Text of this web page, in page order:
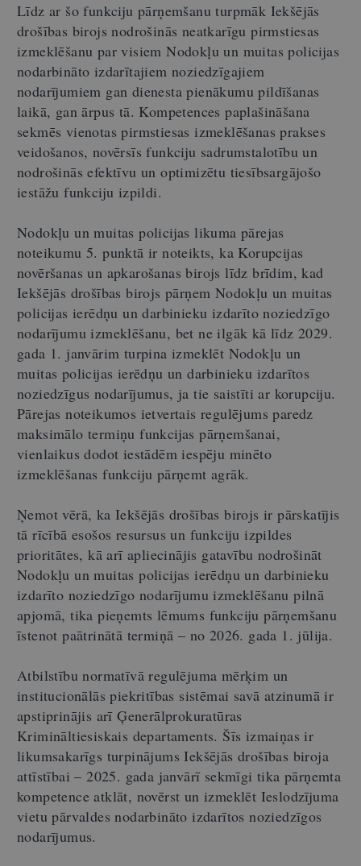
Līdz ar šo funkciju pārņemšanu turpmāk Iekšējās
drošības birojs nodrošinās neatkarīgu pirmstiesas
izmeklēšanu par visiem Nodokļu un muitas policijas
nodarbināto izdarītajiem noziedzīgajiem
nodarījumiem gan dienesta pienākumu pildīšanas
laikā, gan ārpus tā. Kompetences paplašināšana
sekmēs vienotas pirmstiesas izmeklēšanas prakses
veidošanos, novērsīs funkciju sadrumstalotību un
nodrošinās efektīvu un optimizētu tiesībsargājošo
iestāžu funkciju izpildi.
Nodokļu un muitas policijas likuma pārejas
noteikumu 5. punktā ir noteikts, ka Korupcijas
novēršanas un apkarošanas birojs līdz brīdim, kad
Iekšējās drošības birojs pārņem Nodokļu un muitas
policijas ierēdņu un darbinieku izdarīto noziedzīgo
nodarījumu izmeklēšanu, bet ne ilgāk kā līdz 2029.
gada 1. janvārim turpina izmeklēt Nodokļu un
muitas policijas ierēdņu un darbinieku izdarītos
noziedzīgus nodarījumus, ja tie saistīti ar korupciju.
Pārejas noteikumos ietvertais regulējums paredz
maksimālo termiņu funkcijas pārņemšanai,
vienlaikus dodot iestādēm iespēju minēto
izmeklēšanas funkciju pārņemt agrāk.
Ņemot vērā, ka Iekšējās drošības birojs ir pārskatījis
tā rīcībā esošos resursus un funkciju izpildes
prioritātes, kā arī apliecinājis gatavību nodrošināt
Nodokļu un muitas policijas ierēdņu un darbinieku
izdarīto noziedzīgo nodarījumu izmeklēšanu pilnā
apjomā, tika pieņemts lēmums funkciju pārņemšanu
īstenot paātrinātā termiņā – no 2026. gada 1. jūlija.
Atbilstību normatīvā regulējuma mērķim un
institucionālās piekritības sistēmai savā atzinumā ir
apstiprinājis arī Ģenerālprokuratūras
Krimināltiesiskais departaments. Šīs izmaiņas ir
likumsakarīgs turpinājums Iekšējās drošības biroja
attīstībai – 2025. gada janvārī sekmīgi tika pārņemta
kompetence atklāt, novērst un izmeklēt Ieslodzījuma
vietu pārvaldes nodarbināto izdarītos noziedzīgos
nodarījumus.